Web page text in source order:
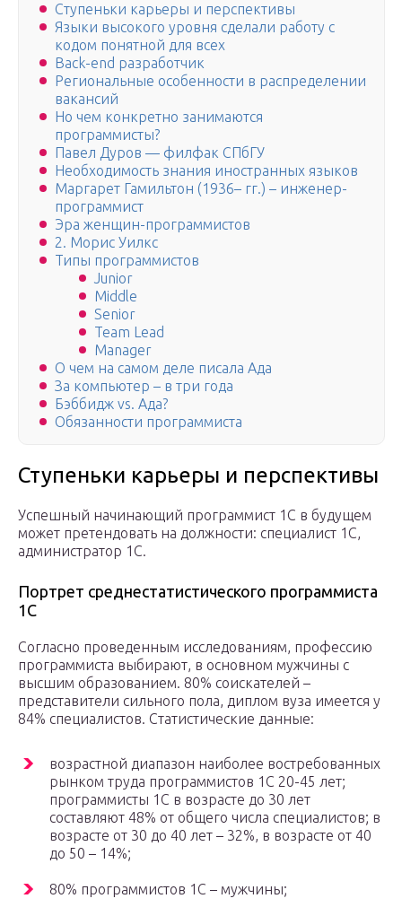
Ступеньки карьеры и перспективы
Языки высокого уровня сделали работу с
кодом понятной для всех
Back-end разработчик
Региональные особенности в распределении
вакансий
Но чем конкретно занимаются
программисты?
Павел Дуров — филфак СПбГУ
Необходимость знания иностранных языков
Маргарет Гамильтон (1936– гг.) – инженер-
программист
Эра женщин-программистов
2. Морис Уилкс
Типы программистов
Junior
Middle
Senior
Team Lead
Manager
О чем на самом деле писала Ада
За компьютер – в три года
Бэббидж vs. Ада?
Обязанности программиста
Ступеньки карьеры и перспективы
Успешный начинающий программист 1С в будущем
может претендовать на должности: cпециалист 1С,
администратор 1С.
Портрет среднестатистического программиста
1С
Согласно проведенным исследованиям, профессию
программиста выбирают, в основном мужчины с
высшим образованием. 80% соискателей –
представители сильного пола, диплом вуза имеется у
84% специалистов. Статистические данные:
возрастной диапазон наиболее востребованных
рынком труда программистов 1С 20-45 лет;
программисты 1С в возрасте до 30 лет
составляют 48% от общего числа специалистов; в
возрасте от 30 до 40 лет – 32%, в возрасте от 40
до 50 – 14%;
80% программистов 1С – мужчины;